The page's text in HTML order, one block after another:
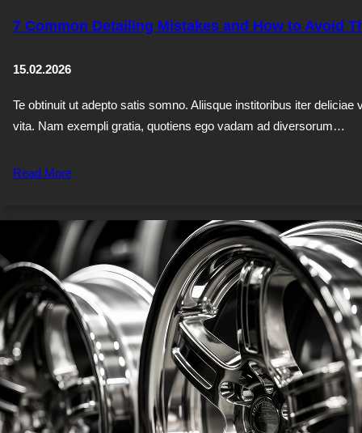
7 Common Detailing Mistakes and How to Avoid
15.02.2026
Te obtinuit ut adepto satis somno. Aliisque institoribus iter deliciae
vita. Nam exempli gratia, quotiens ego vadam ad diversorum…
Read More